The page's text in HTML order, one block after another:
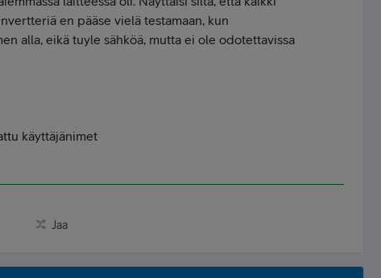
en pääse vielä testamaan, kun
alla, eikä tuyle sähköä, mutta ei ole odotettavissa
käyttäjänimet
Jaa